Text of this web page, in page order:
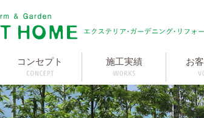
コンセプト 施工実績 お